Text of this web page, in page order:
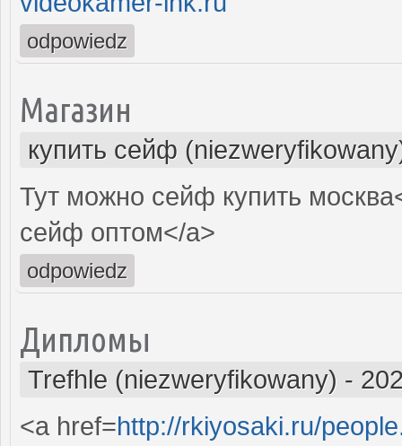
odpowiedz
Магазин
купить сейф
Тут можно сейф купить
сейф оптом</a>
odpowiedz
Дипломы
Trefhle (niezweryfikowany) -
<a href=http://rkiyosaki.ru/